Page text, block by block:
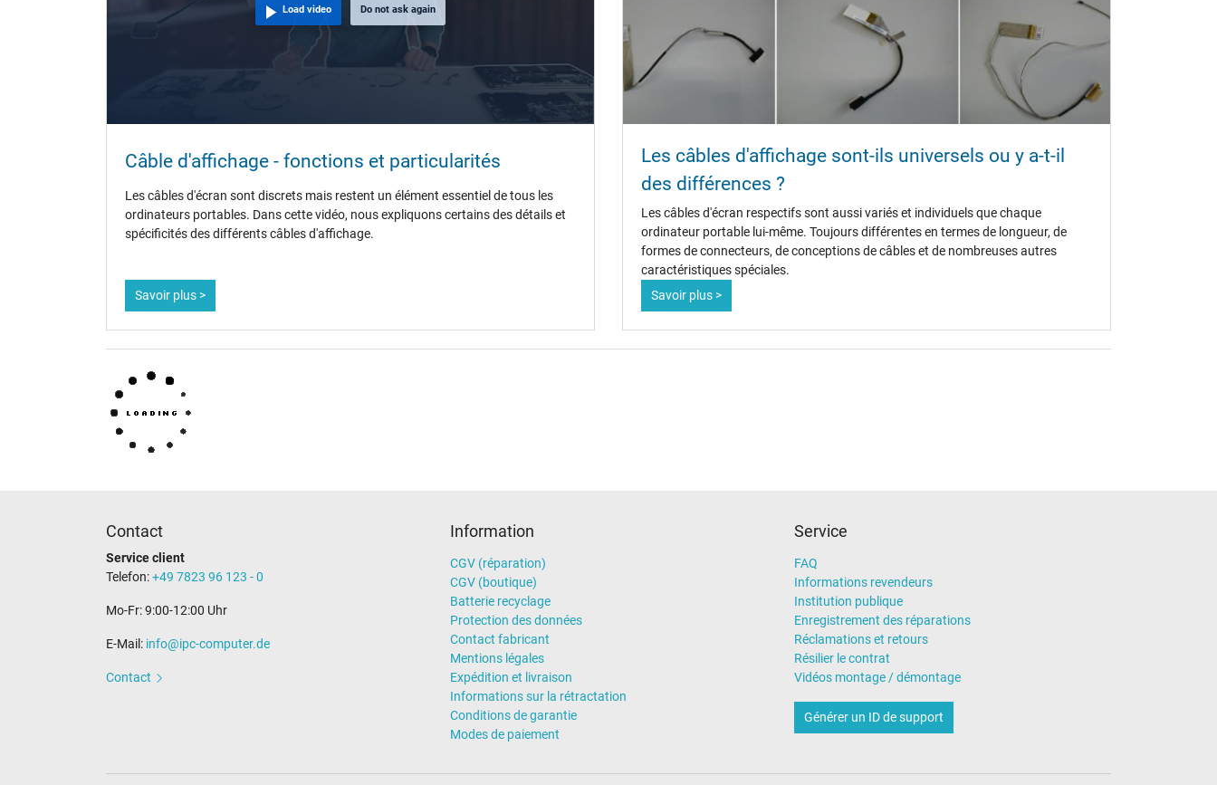
Load video Do not ask again
Câble d'affichage - fonctions et particularités
Les câbles d'écran sont discrets mais restent un élément essentiel de tous les
ordinateurs portables. Dans cette vidéo, nous expliquons certains des détails et
spécificités des différents câbles d'affichage.
Savoir plus >
Les câbles d'affichage sont-ils universels ou y a-t-il
des différences ?
Les câbles d'écran respectifs sont aussi variés et individuels que chaque
ordinateur portable lui-même. Toujours différentes en termes de longueur, de
formes de connecteurs, de conceptions de câbles et de nombreuses autres
caractéristiques spéciales.
Savoir plus >
Contact
Service client
Telefon:+49 7823 96 123 - 0
Mo-Fr: 9:00-12:00 Uhr
E-Mail: info@ipc-computer.de
Contact
Information
CGV (réparation)
CGV (boutique)
Batterie recyclage
Protection des données
Contact fabricant
Mentions légales
Expédition et livraison
Informations sur la rétractation
Conditions de garantie
Modes de paiement
Service
FAQ
Informations revendeurs
Institution publique
Enregistrement des réparations
Réclamations et retours
Résilier le contrat
Vidéos montage / démontage
Générer un ID de support